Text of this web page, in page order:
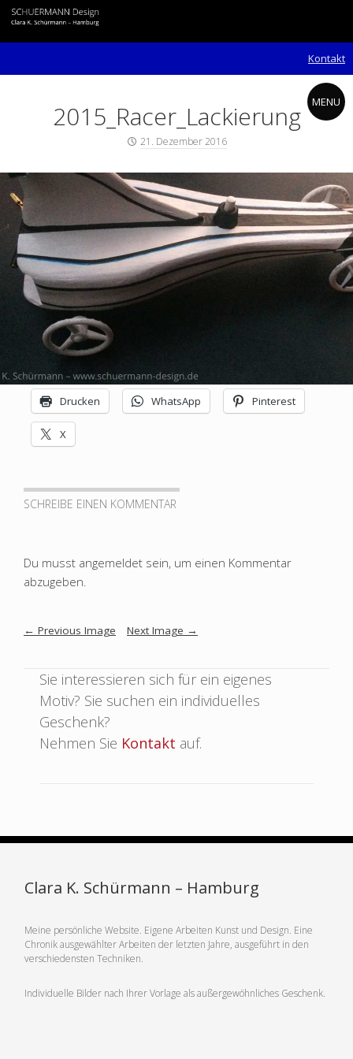
Skip
content
Kontakt
SCHUERMANN
Design
Grafik
Bilder
Experimentelles
MENU
2015_Racer_Lackierung
Posted
21. Dezember 2016
Drucken WhatsApp Pinterest
X
SCHREIBE EINEN KOMMENTAR
Du musst angemeldet sein, um einen Kommentar
abzugeben.
Image
navigation
← Previous Image Next Image →
Sie interessieren sich für ein eigenes
Motiv? Sie suchen ein individuelles
Geschenk?
Nehmen Sie Kontakt auf.
Clara K. Schürmann – Hamburg
Meine persönliche Website. Eigene Arbeiten Kunst und Design. Eine
Chronik ausgewählter Arbeiten der letzten Jahre, ausgeführt in den
verschiedensten Techniken.
Individuelle Bilder nach Ihrer Vorlage als außergewöhnliches Geschenk.